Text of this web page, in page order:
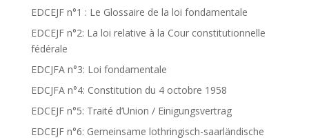
EDCEJF n°1 : Le Glossaire de la loi fondamentale
EDCEJF n°2: La loi relative à la Cour constitutionnelle
fédérale
EDCJFA n°3: Loi fondamentale
EDCJFA n°4: Constitution du 4 octobre 1958
EDCEJF n°5: Traité d’Union / Einigungsvertrag
EDCEJF n°6: Gemeinsame lothringisch-saarländische